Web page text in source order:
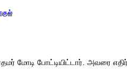
மோடி போட்டியிட்டார். அவரை